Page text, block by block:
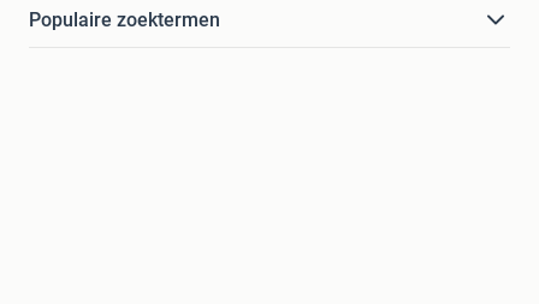
Populaire zoektermen